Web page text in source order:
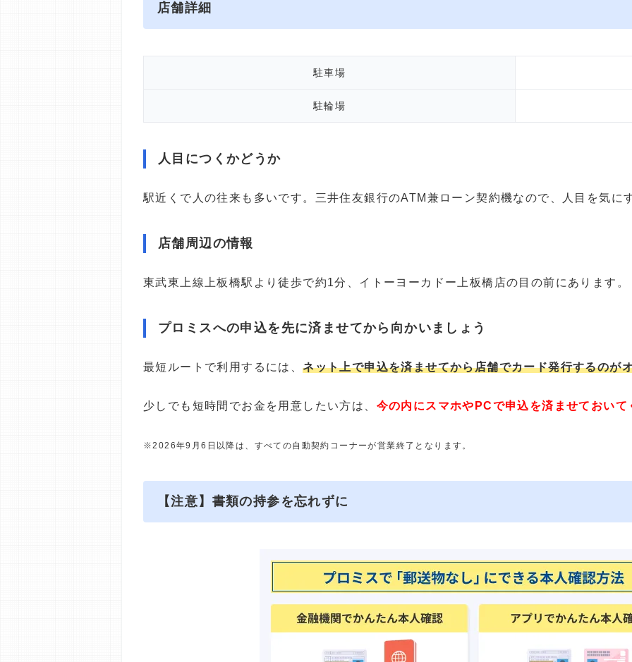
店舗詳細
駐車場
駐輪場
人目につくかどうか
駅近くで人の往来も多いです。三井住友銀行のATM兼ローン契約機なので、人目を気に
店舗周辺の情報
東武東上線上板橋駅より徒歩で約1分、イトーヨーカドー上板橋店の目の前にあります。
プロミスへの申込を先に済ませてから向かいましょう
最短ルートで利用するには、ネット上で申込を済ませてから店舗でカード発行するのが
少しでも短時間でお金を用意したい方は、 今の内にスマホやPCで申込を済ませておいて
※2026年9月6日以降は、すべての自動契約コーナーが営業終了となります。
【注意】書類の持参を忘れずに